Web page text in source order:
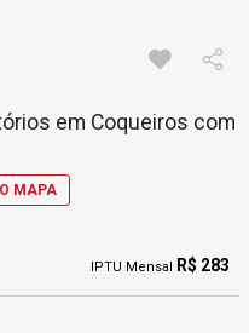
em Coqueiros com
MAPA
IPTU Mensal R$ 283